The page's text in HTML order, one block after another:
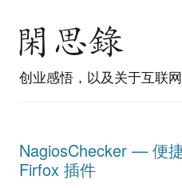
创业感悟，以及关于互联
NagiosChecker — 便
Firfox 插件